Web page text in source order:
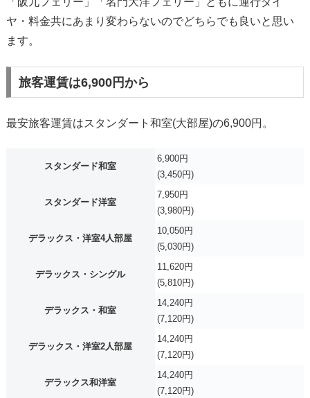
ヤ・料金共にあまり変わらないのでどちらでも良いと思い
ます。
旅客運賃は6,900円から
最安旅客運賃はスタンダート和室(大部屋)の6,900円。
スタンダード和室
6,900円
(3,450円)
スタンダード洋室
7,950円
(3,980円)
デラックス・洋室4人部屋
10,050円
(5,030円)
デラックス・シングル
11,620円
(5,810円)
デラックス・和室
14,240円
(7,120円)
デラックス・洋室2人部屋
14,240円
(7,120円)
デラックス和洋室
14,240円
(7,120円)